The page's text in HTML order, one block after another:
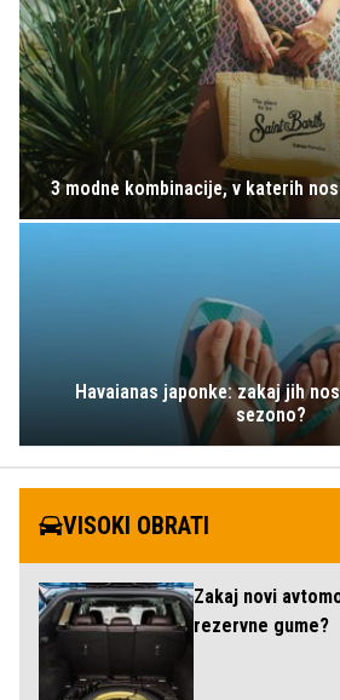
3 modne kombinacije, v katerih
Havaianas japonke: zakaj jih
sezono?
VISOKI OBRATI
Zakaj novi
rezervne gume?